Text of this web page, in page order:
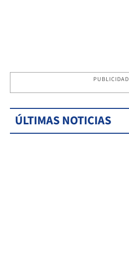
PUBLICIDAD
ÚLTIMAS NOTICIAS